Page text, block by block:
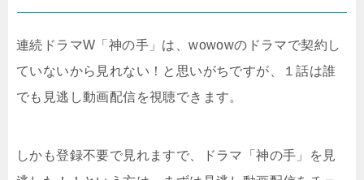
連続ドラマW「神の手」は、wowowのドラマで契約し
ていないから見れない！と思いがちですが、１話は誰
でも見逃し動画配信を視聴できます。
しかも登録不要で見れますで、ドラマ「神の手」を見